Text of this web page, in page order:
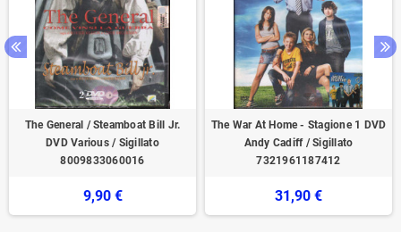
The General / Steamboat Bill Jr.
DVD Various / Sigillato
8009833060016
9,90 €
The War At Home - Stagione 1 DVD
Andy Cadiff / Sigillato
7321961187412
31,90 €